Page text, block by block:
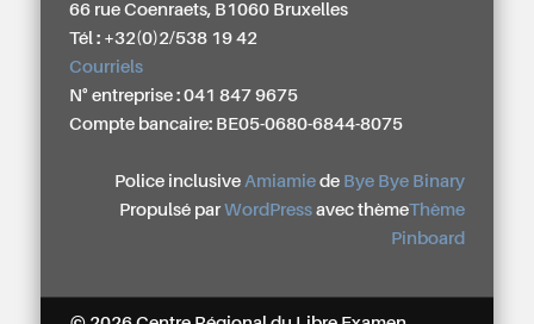
66 rue Coenraets, B1060 Bruxelles
Tél : +32(0)2/538 19 42
Courriels
N° entreprise : 041 847 9675
Compte bancaire: BE05-0680-6844-8075
Police inclusive Amiamiede Bye Bye Binary
Propulsé par WordPressavec thèmeThème
Pinboard